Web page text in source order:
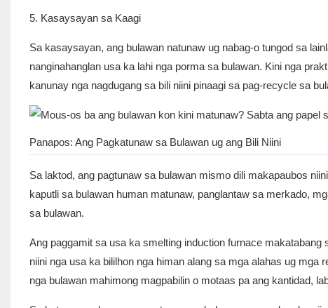
5. Kasaysayan sa Kaagi
Sa kasaysayan, ang bulawan natunaw ug nabag-o tungod sa
nanginahanglan usa ka lahi nga porma sa bulawan. Kini nga
kanunay nga nagdugang sa bili niini pinaagi sa pag-recycle sa
Panapos: Ang Pagkatunaw sa Bulawan ug ang Bili Niini
Sa laktod, ang pagtunaw sa bulawan mismo dili makapaubos
kaputli sa bulawan human matunaw, panglantaw sa merkado,
sa bulawan.
Ang paggamit sa usa ka smelting induction furnacemakatabang
niini nga usa ka bililhon nga himan alang sa mga alahas ug
nga bulawan mahimong magpabilin o motaas pa ang kantidad,